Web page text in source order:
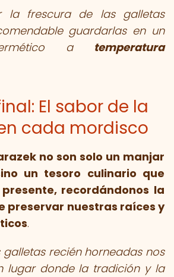
la frescura de las galletas
guardarlas en un
a temperatura
El sabor de la
cada mordisco
no son solo un manjar
un tesoro culinario que
recordándonos la
preservar nuestras raíces y
.
galletas recién horneadas nos
lugar donde la tradición y la